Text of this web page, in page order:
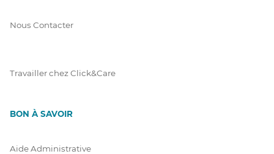
Nous Contacter
Travailler chez Click&Care
BON À SAVOIR
Aide Administrative